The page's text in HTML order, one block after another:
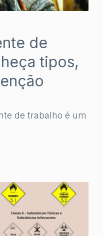
de
tipos,
de trabalho é um